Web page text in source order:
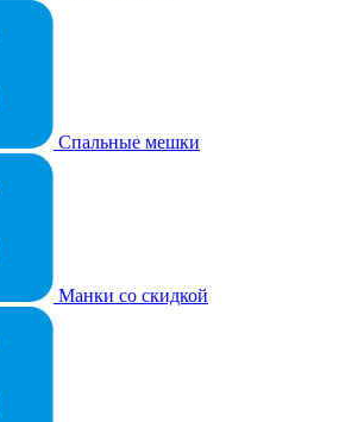
Спальные мешки
Манки со скидкой